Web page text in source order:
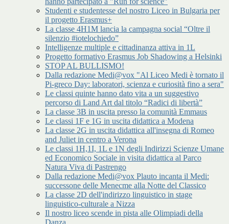
Studenti e studentesse del nostro Liceo in Bulgaria per
il progetto Erasmus+
La classe 4H1M lancia la campagna social “Oltre il
silenzio #iotelochiedo”
Intelligenze multiple e cittadinanza attiva in 1L
Progetto formativo Erasmus Job Shadowing a Helsinki
STOP AL BULLISMO!
Dalla redazione Medi@vox "Al Liceo Medi è tornato il
Pi-greco Day: laboratori, scienza e curiosità fino a sera"
Le classi quinte hanno dato vita a un suggestivo
percorso di Land Art dal titolo “Radici di libertà”
La classe 3B in uscita presso la comunità Emmaus
Le classi 1F e 1G in uscita didattica a Modena
La classe 2G in uscita didattica all'insegna di Romeo
and Juliet in centro a Verona
Le classi 1H,1I, 1L e 1N degli Indirizzi Scienze Umane
ed Economico Sociale in visita didattica al Parco
Natura Viva di Pastrengo
Dalla redazione Medi@vox Plauto incanta il Medi:
successone delle Menecme alla Notte del Classico
La classe 2D dell'indirizzo linguistico in stage
linguistico-culturale a Nizza
Il nostro liceo scende in pista alle Olimpiadi della